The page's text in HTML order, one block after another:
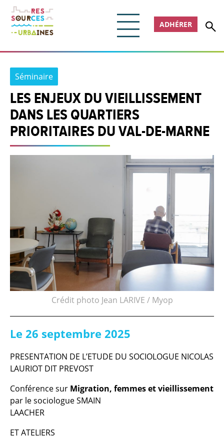
ADHÉRER
Séminaire
LES ENJEUX DU VIEILLISSEMENT
DANS LES QUARTIERS
PRIORITAIRES DU VAL-DE-MARNE
Crédit photo Jean LARIVE / Myop
Le 26 septembre 2025
PRESENTATION DE L’ETUDE DU SOCIOLOGUE NICOLAS
LAURIOT DIT PREVOST
Conférence sur Migration, femmes et vieillissement
par le sociologue SMAIN
LAACHER
ET ATELIERS